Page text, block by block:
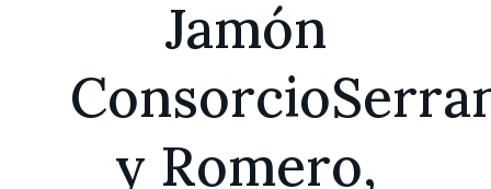
Jamón
y Romero,